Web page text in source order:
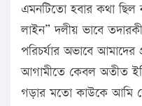
এমনটিতো হবার কথা ছিল
লাইন” দলীয় ভাবে তদারকী
পরিচর্যার অভাবে
আগামীতে কেবল অতীত
গড়ার মতো কাউকে আমি